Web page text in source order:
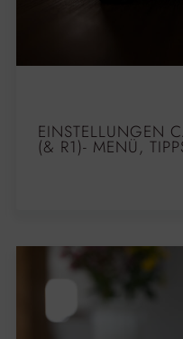
EINSTELLUNGEN
(& R1)- MENÜ,